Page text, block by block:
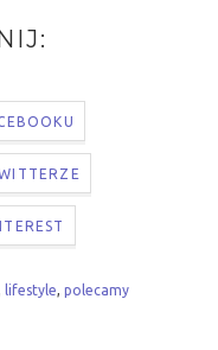
lifestyle, polecamy